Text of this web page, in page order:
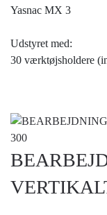
Yasnac MX 3
Udstyret med:
30 værktøjsholdere